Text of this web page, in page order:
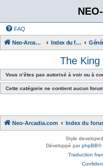
FAQ
Neo-Arcadia.com Index du forum
The
Vous n’êtes pas autorisé à voir ou à
Cette catégorie ne contient aucun
Neo-Arcadia.com Index du
Style
Développé parphpBB®
Traduction